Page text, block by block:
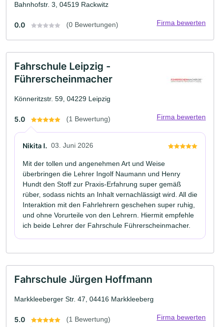
Bahnhofstr. 3, 04519 Rackwitz
0.0 (0 Bewertungen) Firma bewerten
Fahrschule Leipzig -
Führerscheinmacher
Könneritzstr. 59, 04229 Leipzig
5.0 (1 Bewertung) Firma bewerten
Nikita I. 03. Juni 2026
Mit der tollen und angenehmen Art und Weise
überbringen die Lehrer Ingolf Naumann und Henry
Hundt den Stoff zur Praxis-Erfahrung super gemäß
rüber, sodass nichts an Inhalt vernachlässigt wird. All die
Interaktion mit den Fahrlehrern geschehen super ruhig,
und ohne Vorurteile von den Lehrern. Hiermit empfehle
ich beide Lehrer der Fahrschule Führerscheinmacher.
Fahrschule Jürgen Hoffmann
Markkleeberger Str. 47, 04416 Markkleeberg
5.0 (1 Bewertung) Firma bewerten